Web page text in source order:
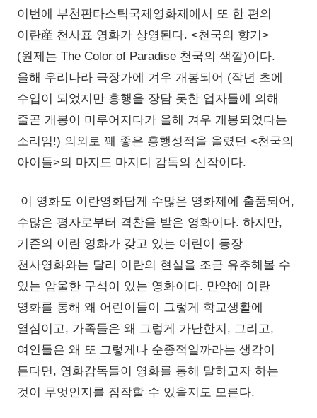
이번에 부천판타스틱국제영화제에서 또 한 편의
이란産 천사표 영화가 상영된다. <천국의 향기>
(원제는 The Color of Paradise 천국의 색깔)이다.
올해 우리나라 극장가에 겨우 개봉되어 (작년 초에
수입이 되었지만 흥행을 장담 못한 업자들에 의해
줄곧 개봉이 미루어지다가 올해 겨우 개봉되었다는
소리임!) 의외로 꽤 좋은 흥행성적을 올렸던 <천국의
아이들>의 마지드 마지디 감독의 신작이다.
이 영화도 이란영화답게 수많은 영화제에 출품되어,
수많은 평자로부터 격찬을 받은 영화이다. 하지만,
기존의 이란 영화가 갖고 있는 어린이 등장
천사영화와는 달리 이란의 현실을 조금 유추해볼 수
있는 암울한 구석이 있는 영화이다. 만약에 이란
영화를 통해 왜 어린이들이 그렇게 학교생활에
열심이고, 가족들은 왜 그렇게 가난한지, 그리고,
여인들은 왜 또 그렇게나 순종적일까라는 생각이
든다면, 영화감독들이 영화를 통해 말하고자 하는
것이 무엇인지를 짐작할 수 있을지도 모른다.